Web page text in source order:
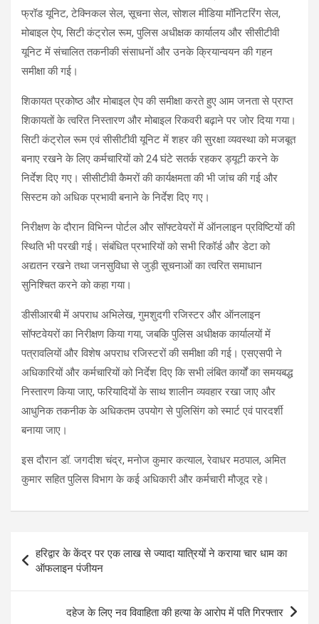
फ्रॉड यूनिट, टेक्निकल सेल, सूचना सेल, सोशल मीडिया मॉनिटरिंग सेल,
मोबाइल ऐप, सिटी कंट्रोल रूम, पुलिस अधीक्षक कार्यालय और सीसीटीवी
यूनिट में संचालित तकनीकी संसाधनों और उनके क्रियान्वयन की गहन
समीक्षा की गई।
शिकायत प्रकोष्ठ और मोबाइल ऐप की समीक्षा करते हुए आम जनता से प्राप्त
शिकायतों के त्वरित निस्तारण और मोबाइल रिकवरी बढ़ाने पर जोर दिया गया।
सिटी कंट्रोल रूम एवं सीसीटीवी यूनिट में शहर की सुरक्षा व्यवस्था को मजबूत
बनाए रखने के लिए कर्मचारियों को 24 घंटे सतर्क रहकर ड्यूटी करने के
निर्देश दिए गए। सीसीटीवी कैमरों की कार्यक्षमता की भी जांच की गई और
सिस्टम को अधिक प्रभावी बनाने के निर्देश दिए गए।
निरीक्षण के दौरान विभिन्न पोर्टल और सॉफ्टवेयरों में ऑनलाइन प्रविष्टियों की
स्थिति भी परखी गई। संबंधित प्रभारियों को सभी रिकॉर्ड और डेटा को
अद्यतन रखने तथा जनसुविधा से जुड़ी सूचनाओं का त्वरित समाधान
सुनिश्चित करने को कहा गया।
डीसीआरबी में अपराध अभिलेख, गुमशुदगी रजिस्टर और ऑनलाइन
सॉफ्टवेयरों का निरीक्षण किया गया, जबकि पुलिस अधीक्षक कार्यालयों में
पत्रावलियों और विशेष अपराध रजिस्टरों की समीक्षा की गई। एसएसपी ने
अधिकारियों और कर्मचारियों को निर्देश दिए कि सभी लंबित कार्यों का समयबद्ध
निस्तारण किया जाए, फरियादियों के साथ शालीन व्यवहार रखा जाए और
आधुनिक तकनीक के अधिकतम उपयोग से पुलिसिंग को स्मार्ट एवं पारदर्शी
बनाया जाए।
इस दौरान डॉ. जगदीश चंद्र, मनोज कुमार कत्याल, रेवाधर मठपाल, अमित
कुमार सहित पुलिस विभाग के कई अधिकारी और कर्मचारी मौजूद रहे।
navigation
हरिद्वार के केंद्र पर एक लाख से ज्यादा यात्रियों ने कराया चार धाम का
ऑफलाइन पंजीयन
दहेज के लिए नव विवाहिता की हत्या के आराेप में पति गिरफ्तार